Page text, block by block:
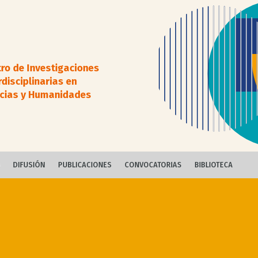
de Investigaciones
en
y Humanidades
DIFUSIÓN PUBLICACIONES CONVOCATORIAS BIBLIOTECA